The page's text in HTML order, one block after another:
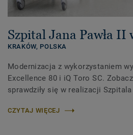
Szpital Jana Pawła II
KRAKÓW, POLSKA
Modernizacja z wykorzystaniem
Excellence 80 i iQ Toro SC.
sprawdziły się w realizacji
CZYTAJ WIĘCEJ